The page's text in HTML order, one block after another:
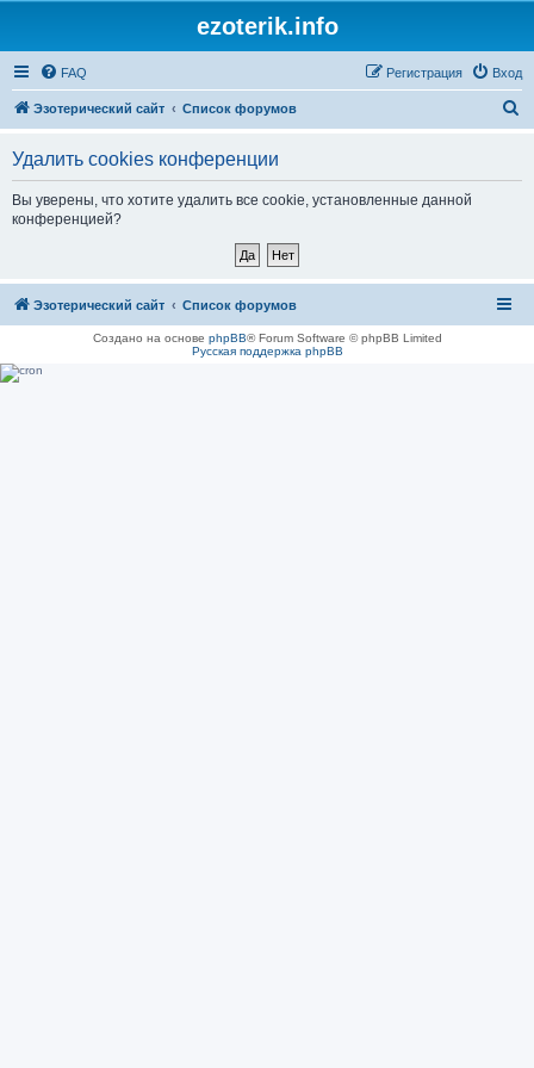
ezoterik.info
FAQ Вход
Регистрация
Эзотерический сайт Список форумов
Удалить cookies конференции
Вы уверены, что хотите удалить все cookie, установленные данной
конференцией?
Эзотерический сайт Список форумов
Создано на основе phpBB® Forum Software © phpBB Limited
Русская поддержка phpBB